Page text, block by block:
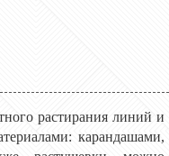
растирания линий и
карандашами,